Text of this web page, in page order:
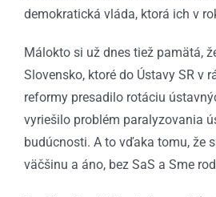
demokratická vláda, ktorá ich v
Málokto si už dnes tiež pamätá,
Slovensko, ktoré do Ústavy SR v
reformy presadilo rotáciu
vyriešilo problém paralyzovania
budúcnosti. A to vďaka tomu, že
väčšinu a áno, bez SaS a Sme